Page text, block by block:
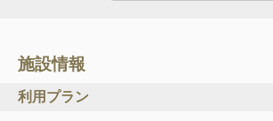
施設情報
利用プラン